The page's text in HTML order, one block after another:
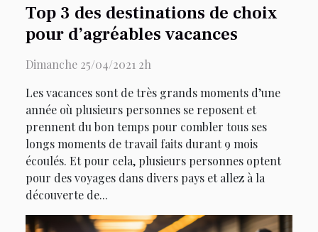
Top 3 des destinations de choix
pour d’agréables vacances
Dimanche 25/04/2021 2h
Les vacances sont de très grands moments d’une
année où plusieurs personnes se reposent et
prennent du bon temps pour combler tous ses
longs moments de travail faits durant 9 mois
écoulés. Et pour cela, plusieurs personnes optent
pour des voyages dans divers pays et allez à la
découverte de...